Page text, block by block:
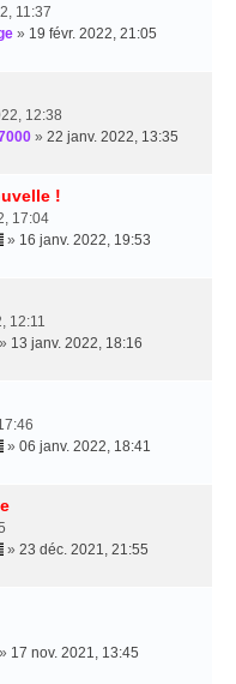
11:37
» 19 févr. 2022, 21:05
12:38
» 22 janv. 2022, 13:35
!
17:04
» 16 janv. 2022, 19:53
12:11
» 13 janv. 2022, 18:16
» 06 janv. 2022, 18:41
» 23 déc. 2021, 21:55
» 17 nov. 2021, 13:45